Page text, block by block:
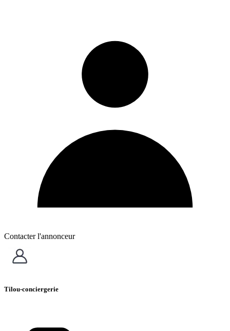
Contacter l'annonceur
Tilou-conciergerie